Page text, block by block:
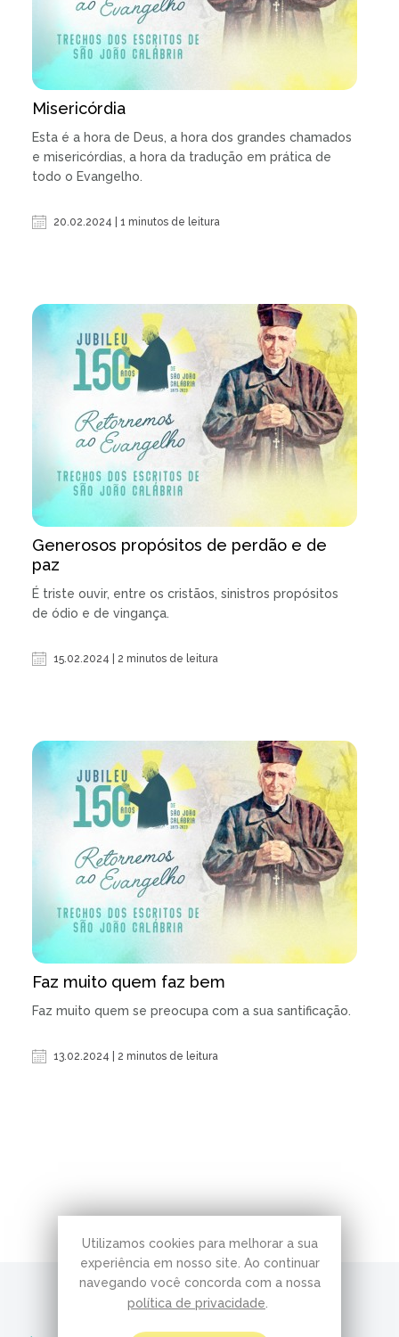
Utilizamos cookies para melhorar a sua
experiência em nosso site. Ao continuar
navegando você concorda com a nossa
política de privacidade
Misericórdia
Esta é a hora de Deus, a hora dos grandes chamados
e misericórdias, a hora da tradução em prática de
todo o Evangelho.
20.02.2024 | 1 minutos de leitura
Generosos propósitos de perdão e de
paz
É triste ouvir, entre os cristãos, sinistros propósitos
de ódio e de vingança.
15.02.2024 | 2 minutos de leitura
Faz muito quem faz bem
Faz muito quem se preocupa com a sua santificação.
13.02.2024 | 2 minutos de leitura